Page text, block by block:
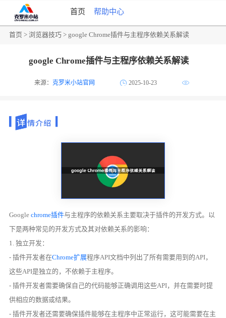
首页 帮助中心
首页 >浏览器技巧 > google Chrome插件与主程序依赖关系解读
google Chrome插件与主程序依赖关系解读
来源：克罗米小站官网 2025-10-23
Googlechrome插件与主程序的依赖关系主要取决于插件的开发方式。以
下是两种常见的开发方式及其对依赖关系的影响：
1. 独立开发：
- 插件开发者在Chrome扩展程序API文档中列出了所有需要用到的API，
这些API是独立的，不依赖于主程序。
- 插件开发者需要确保自己的代码能够正确调用这些API，并在需要时提
供相应的数据或结果。
- 插件开发者还需要确保插件能够在主程序中正常运行，这可能需要在主